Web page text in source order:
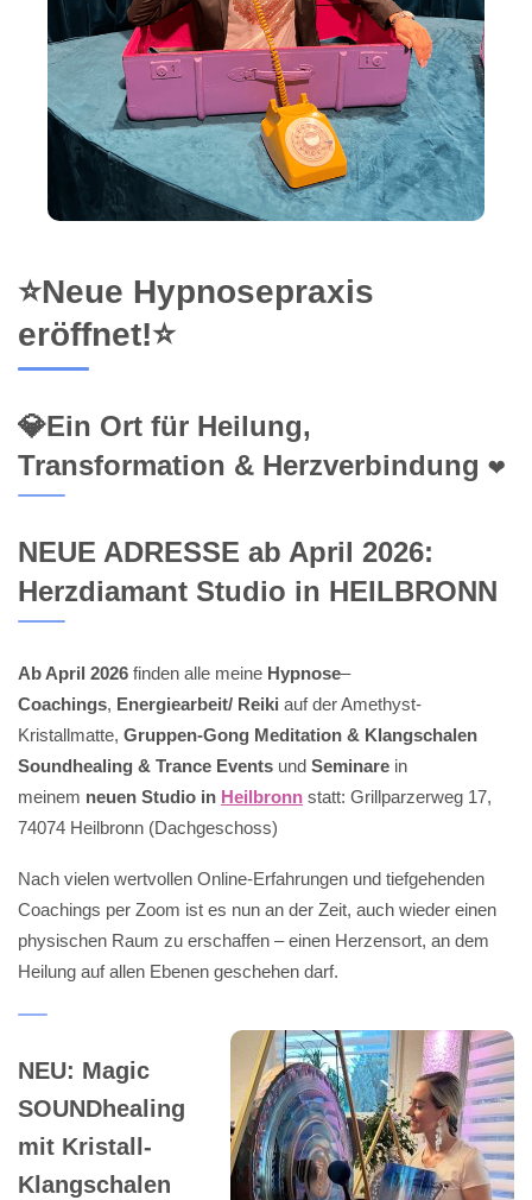
⭐Neue Hypnosepraxis
eröffnet!⭐
💎Ein Ort für Heilung,
Transformation & Herzverbindung ❤️
NEUE ADRESSE ab April 2026:
Herzdiamant Studio in HEILBRONN
Ab April 2026 finden alle meine Hypnose–
Coachings, Energiearbeit/ Reiki auf der Amethyst-
Kristallmatte, Gruppen-Gong Meditation & Klangschalen
Soundhealing & Trance Events und Seminare in
meinem neuen Studio in Heilbronn statt: Grillparzerweg 17,
74074 Heilbronn (Dachgeschoss)
Nach vielen wertvollen Online-Erfahrungen und tiefgehenden
Coachings per Zoom ist es nun an der Zeit, auch wieder einen
physischen Raum zu erschaffen – einen Herzensort, an dem
Heilung auf allen Ebenen geschehen darf.
NEU: Magic
SOUNDhealing
mit Kristall-
Klangschalen